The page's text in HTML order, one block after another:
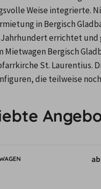
Weise integrierte.
in Bergisch
Jahrhundert errichtet und
Mietwagen Bergisch
St. Laurentius.
die teilweise
ab